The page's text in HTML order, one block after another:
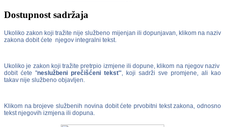
Dostupnost sadržaja
Ukoliko zakon koji tražite nije službeno mijenjan ili dopunjavan, klikom na naziv
zakona dobit ćete njegov integralni tekst.
Ukoliko je zakon koji tražite pretrpio izmjene ili dopune, klikom na njegov naziv
dobit ćete ''neslužbeni prečišćeni tekst'', koji sadrži sve promjene, ali kao
takav nije službeno objavljen.
Klikom na brojeve službenih novina dobit ćete prvobitni tekst zakona, odnosno
tekst njegovih izmjena ili dopuna.